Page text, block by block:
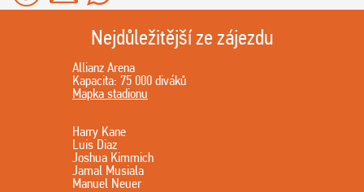
Nejdůležitější ze zájezdu
Allianz Arena
Kapacita: 75 000 diváků
Mapka stadionu
Harry Kane
Luis Diaz
Joshua Kimmich
Jamal Musiala
Manuel Neuer